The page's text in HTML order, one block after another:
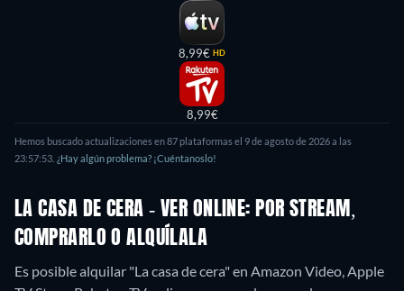
8,99€ HD
8,99€
Hemos buscado actualizaciones en87plataformas el 9 de agosto de 2026a las
23:57:53 ¿Hay algún problema? ¡Cuéntanoslo!
LA CASA DE CERA - VER ONLINE: POR STREAM,
COMPRARLO O ALQUÍLALA
Es posible alquilar "La casa de cera" en Amazon Video, Apple